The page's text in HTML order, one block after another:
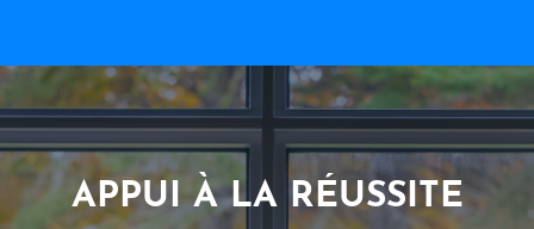
APPUI À LA RÉUSSITE